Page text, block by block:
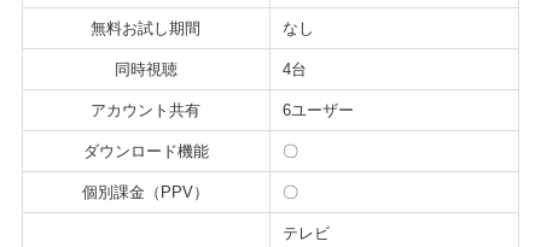
無料お試し期間 なし
同時視聴 4台
アカウント共有 6ユーザー
ダウンロード機能 〇
個別課金（PPV） 〇
テレビ